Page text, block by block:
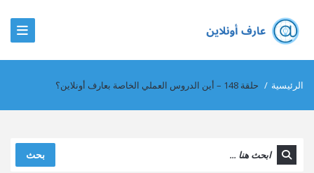
الرئيسية / حلقة 148 – أين الدروس العملي الخاصة بعارف أونلاين؟
بحث